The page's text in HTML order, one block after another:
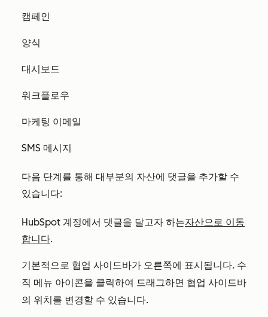
캠페인
양식
대시보드
워크플로우
마케팅 이메일
SMS 메시지
다음 단계를 통해 대부분의 자산에 댓글을 추가할 수
있습니다:
HubSpot 계정에서 댓글을 달고자 하는자산으로 이동
합니다.
기본적으로 협업 사이드바가 오른쪽에 표시됩니다. 수
직 메뉴 아이콘을 클릭하여 드래그하면 협업 사이드바
의 위치를 변경할 수 있습니다.